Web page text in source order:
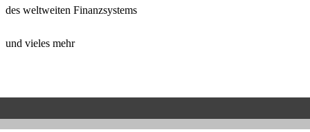
des weltweiten Finanzsystems
und vieles mehr